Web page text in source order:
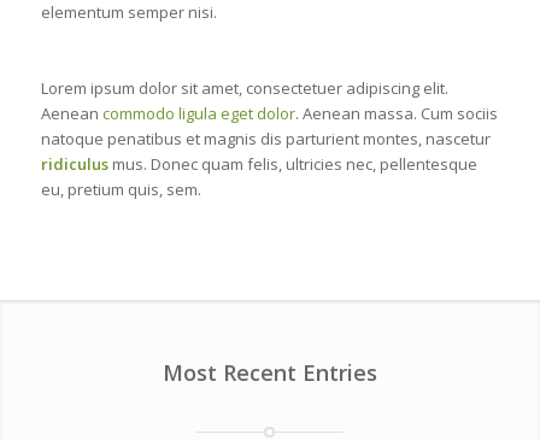
elementum semper nisi.
Lorem ipsum dolor sit amet, consectetuer adipiscing elit.
Aenean commodo ligula eget dolor. Aenean massa. Cum sociis
natoque penatibus et magnis dis parturient montes, nascetur
ridiculusmus. Donec quam felis, ultricies nec, pellentesque
eu, pretium quis, sem.
Most Recent Entries